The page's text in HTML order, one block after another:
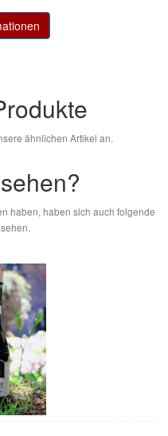
ähnlichen Artikel an.
haben, haben sich auch folgende